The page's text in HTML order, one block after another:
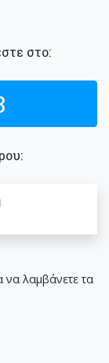
στο:
να λαμβάνετε τα